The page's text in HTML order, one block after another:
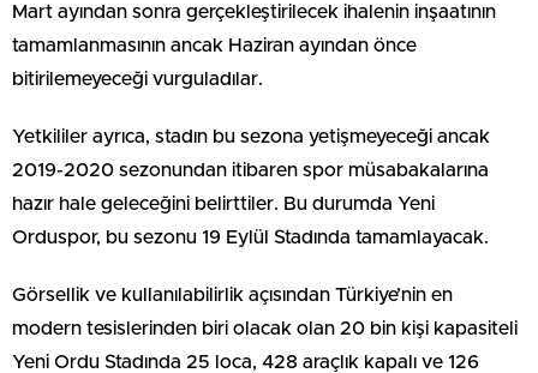
Mart ayından sonra gerçekleştirilecek ihalenin inşaatının
tamamlanmasının ancak Haziran ayından önce
bitirilemeyeceği vurguladılar.
Yetkililer ayrıca, stadın bu sezona yetişmeyeceği ancak
2019-2020 sezonundan itibaren spor müsabakalarına
hazır hale geleceğini belirttiler. Bu durumda Yeni
Orduspor, bu sezonu 19 Eylül Stadında tamamlayacak.
Görsellik ve kullanılabilirlik açısından Türkiye’nin en
modern tesislerinden biri olacak olan 20 bin kişi kapasiteli
Yeni Ordu Stadında 25 loca, 428 araçlık kapalı ve 126